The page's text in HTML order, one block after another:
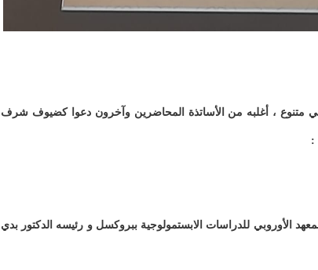
، أغلبه من الأساتذة المحاضرين وآخرون دعوا كضيوف شرف
:
26 و 27 و 28 دجنبر 2023 م من طرف المعهد الأوروبي للدراسات الابستمولوجية ببروكسل و رئيسه الدكتور بدي